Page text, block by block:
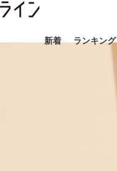
新着 ランキング
おすす